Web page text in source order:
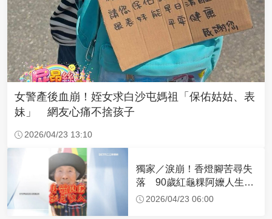
女警產後血崩！姪女求白沙屯媽祖「保佑姑姑、表
妹」 網友心痛不捨孩子
2026/04/23 13:10
獨家／淚崩！香燈腳苦尋失
落 90歲紅龜粿阿嬤人生謝
幕2026/04/23 06:00